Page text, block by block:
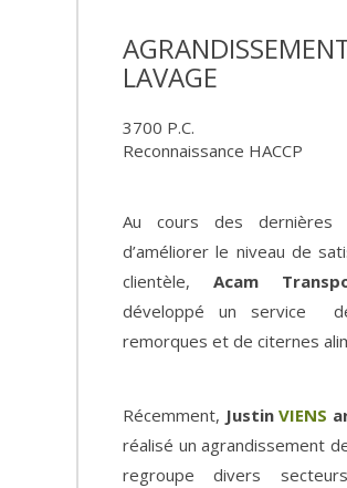
LAVAGE
3700 P.C.
Reconnaissance HACCP
Au cours des dernières
d’améliorer le niveau de
clientèle,Acam
développé un service
remorques et de citernes
Récemment, Justin VIENS
réalisé un agrandissement
regroupe divers